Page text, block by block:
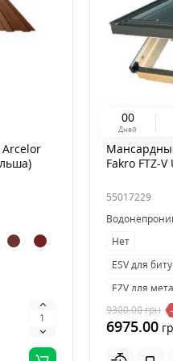
00
Дней
Fakro FTZ-
55017229
Нет
ESV для
EZV для
9300.00грн
6975.00